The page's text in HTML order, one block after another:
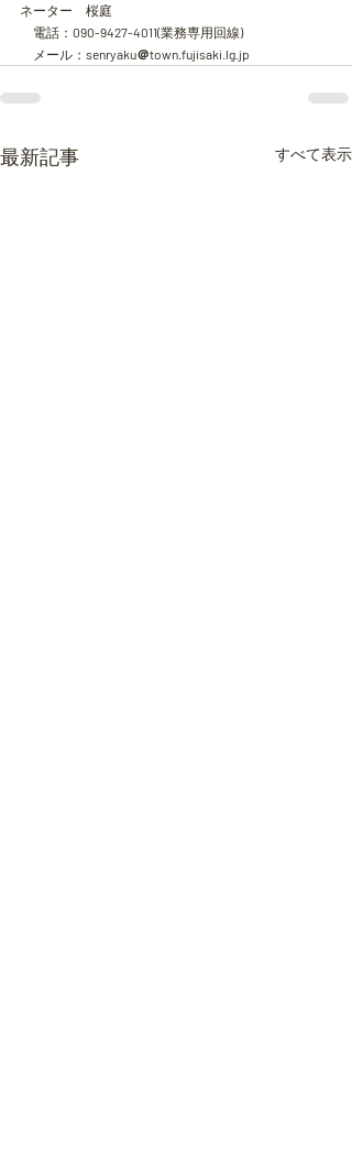
ネーター　桜庭
電話： 090-9427-4011(業務専用回線)
メール： senryaku＠town.fujisaki.lg.jp
最新記事 すべて表示